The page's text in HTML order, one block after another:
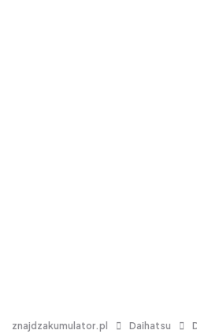
znajdzakumulator.pl Daihatsu